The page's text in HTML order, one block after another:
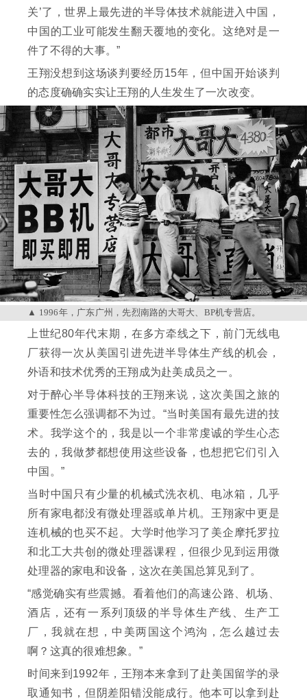
关’了，世界上最先进的半导体技术就能进入中国，
中国的工业可能发生翻天覆地的变化。这绝对是一
件了不得的大事。”
王翔没想到这场谈判要经历15年，但中国开始谈判
的态度确确实实让王翔的人生发生了一次改变。
1996年，广东广州，先烈南路的大哥大、BP机专营店。
上世纪80年代末期，在多方牵线之下，前门无线电
厂获得一次从美国引进先进半导体生产线的机会，
外语和技术优秀的王翔成为赴美成员之一。
对于醉心半导体科技的王翔来说，这次美国之旅的
重要性怎么强调都不为过。“当时美国有最先进的技
术。我学这个的，我是以一个非常虔诚的学生心态
去的，我做梦都想使用这些设备，也想把它们引入
中国。”
当时中国只有少量的机械式洗衣机、电冰箱，几乎
所有家电都没有微处理器或单片机。王翔家中更是
连机械的也买不起。大学时他学习了美企摩托罗拉
和北工大共创的微处理器课程，但很少见到运用微
处理器的家电和设备，这次在美国总算见到了。
“感觉确实有些震撼。看着他们的高速公路、机场、
酒店，还有一系列顶级的半导体生产线、生产工
厂，我就在想，中美两国这个鸿沟，怎么越过去
啊？这真的很难想象。”
时间来到1992年，王翔本来拿到了赴美国留学的录
取通知书，但阴差阳错没能成行。他本可以拿到赴